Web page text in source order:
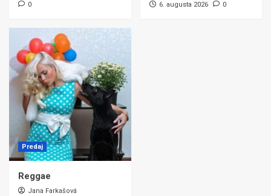
0
6. augusta 2026
0
Predaj
Reggae
Jana Farkašová